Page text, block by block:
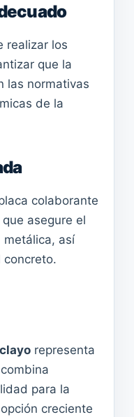
realizar los
que la
las normativas
de la
colaborante
asegure el
metálica, así
concreto.
representa
para la
creciente